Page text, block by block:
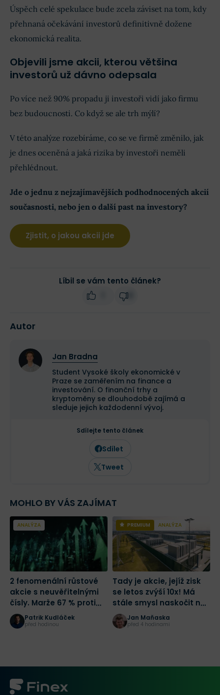
Úspěch celé spekulace bude zcela záviset na tom, kdy
přehnaná očekávání investorů definitivně dožene
ekonomická realita.
Objevili jsme akcii, kterou většina
investorů už dávno odepsala
Po více než 90% propadu ji investoři vidí jako firmu
bez budoucnosti. Co když se ale trh mýlí?
V této analýze rozebíráme, co se ve firmě změnilo, jak
je dnes oceněná a jaká rizika by investoři neměli
přehlédnout.
Jde o jednu z nejzajímavějších podhodnocených akcií
současnosti, nebo jen o další past na investory?
Zjistit, o jakou akcii jde
Líbil se vám tento článek?
Autor
Jan Bradna
Student Vysoké školy ekonomické v
Praze se zaměřením na finance a
investování. O finanční trhy a
kryptoměny se dlouhodobě zajímá a
sleduje jejich každodenní vývoj.
Sdílejte tento článek
Sdílet
Tweet
MOHLO BY VÁS ZAJÍMAT
ANALÝZA
2 fenomenální růstové
akcie s neuvěřitelnými
čísly. Marže 67 % proti
růstu tržeb o 684 %.
Která je lepší?
Patrik Kudláček
před hodinou
PREMIUM ANALÝZA
Tady je akcie, jejíž zisk
se letos zvýší 10x! Má
stále smysl naskočit na
jednu z nejlepších sázek
na AI?
Jan Maňaska
před 4 hodinami